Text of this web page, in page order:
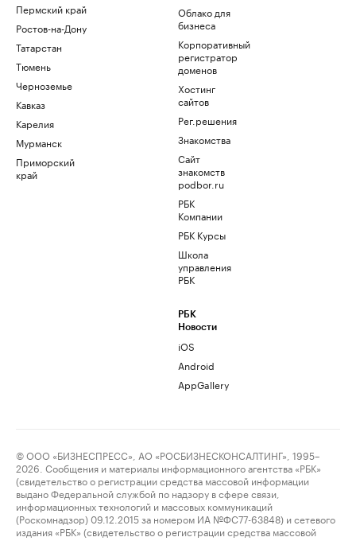
Пермский край
Ростов-на-Дону
Татарстан
Тюмень
Черноземье
Кавказ
Карелия
Мурманск
Приморский
край
Облако для
бизнеса
Корпоративный
регистратор
доменов
Хостинг
сайтов
Рег.решения
Знакомства
Сайт
знакомств
podbor.ru
РБК
Компании
РБК Курсы
Школа
управления
РБК
РБК
Новости
iOS
Android
AppGallery
© ООО «БИЗНЕСПРЕСС», АО «РОСБИЗНЕСКОНСАЛТИНГ», 1995–
2026. Сообщения и материалы информационного агентства «РБК»
(свидетельство о регистрации средства массовой информации
выдано Федеральной службой по надзору в сфере связи,
информационных технологий и массовых коммуникаций
(Роскомнадзор) 09.12.2015 за номером ИА №ФС77-63848) и сетевого
издания «РБК» (свидетельство о регистрации средства массовой